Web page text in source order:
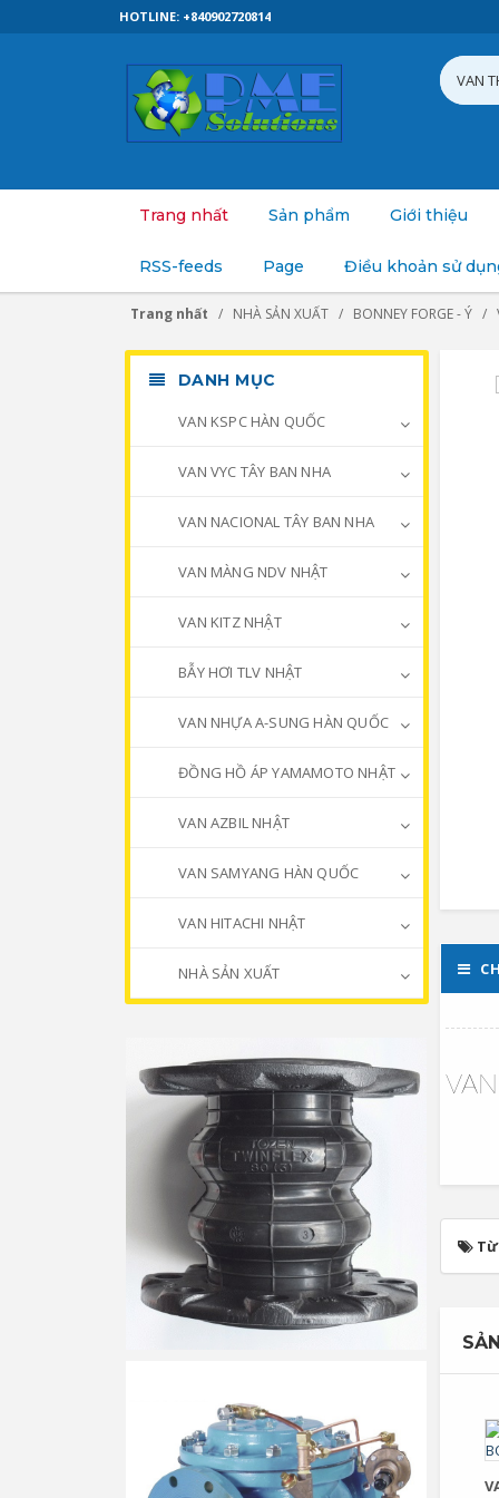
HOTLINE: +840902720814
Trang nhất Sản phẩm Giới thiệu
RSS-feeds Page Điều khoản sử
Trang nhất NHÀ SẢN XUẤT BONNEY FORGE - Ý
DANH MỤC
VAN KSPC HÀN QUỐC
VAN VYC TÂY BAN NHA
VAN NACIONAL TÂY BAN NHA
VAN MÀNG NDV NHẬT
VAN KITZ NHẬT
BẪY HƠI TLV NHẬT
VAN NHỰA A-SUNG HÀN QUỐC
ĐỒNG HỒ ÁP YAMAMOTO NHẬT
VAN AZBIL NHẬT
VAN SAMYANG HÀN QUỐC
VAN HITACHI NHẬT
NHÀ SẢN XUẤT